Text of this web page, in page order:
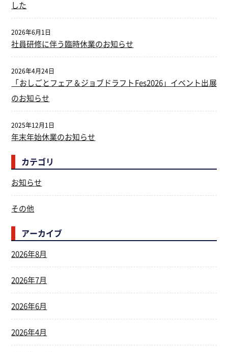
した
社員研修に伴う臨時休業のお知らせ
2026年6月1日
「おしごとフェア＆ジョブドラフトFes2026」イベント出展
のお知らせ
2026年4月24日
年末年始休業のお知らせ
2025年12月1日
カテゴリ
お知らせ
その他
アーカイブ
2026年8月
2026年7月
2026年6月
2026年4月